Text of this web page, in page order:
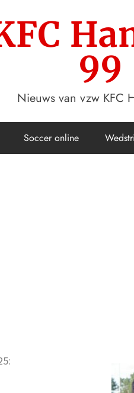
99
Nieuws van vzw KFC
Soccer online